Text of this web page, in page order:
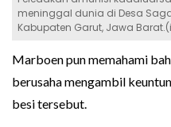
meninggal dunia di Desa
Kabupaten Garut, Jawa
Marboen pun memahami
berusaha mengambil
besi tersebut.